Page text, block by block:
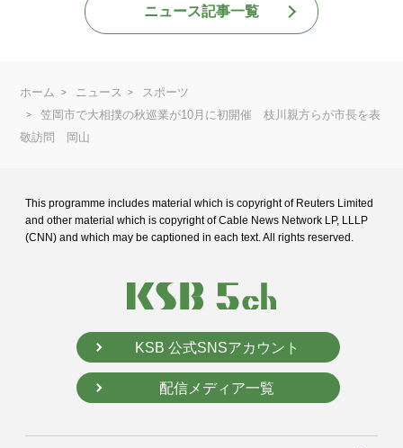
ニュース記事一覧
ホーム ニュース
スポーツ
笠岡市で大相撲の秋巡業が10月に初開催 枝川親方らが市長を表
敬訪問 岡山
This programme includes material which is copyright of Reuters Limited
and other material which is copyright of Cable News Network LP, LLLP
(CNN) and which may be captioned in each text. All rights reserved.
KSB 公式SNSアカウント
配信メディア一覧